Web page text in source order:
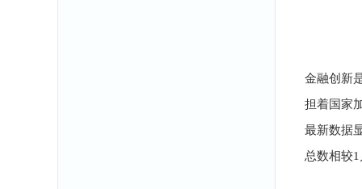
金融创新
担着国家
最新数据
总数相较